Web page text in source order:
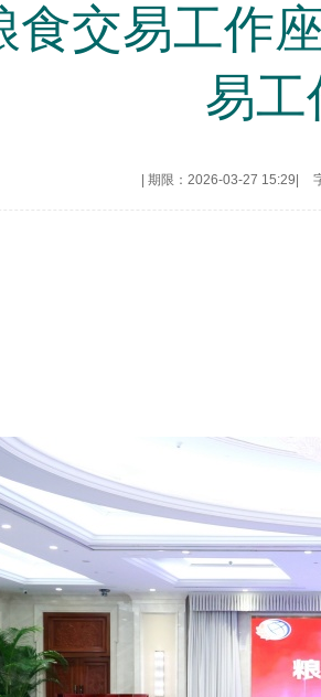
食交易工作
易工
期限：2026-03-27 15:29